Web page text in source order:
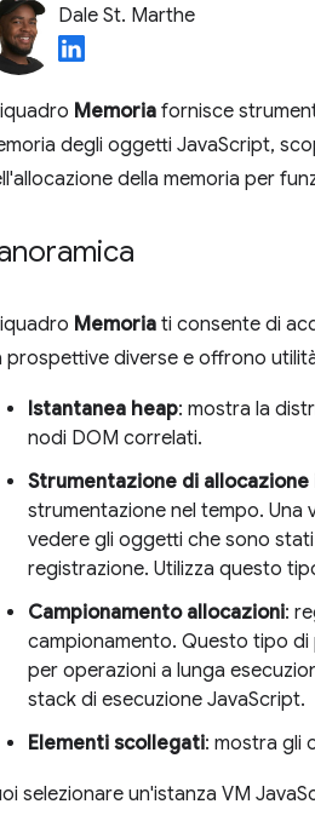
Dale St. Marthe
Memoria fornisce
degli oggetti JavaScript,
della memoria per
Memoria ti consente di
prospettive diverse e offrono
Istantanea heap: mostra la
nodi DOM correlati.
Strumentazione di
strumentazione nel tempo.
vedere gli oggetti che sono
registrazione. Utilizza questo
Campionamento allocazioni:
campionamento. Questo tipo
per operazioni a lunga
stack di esecuzione JavaScript.
Elementi scollegati: mostra gli
selezionare un'istanza VM